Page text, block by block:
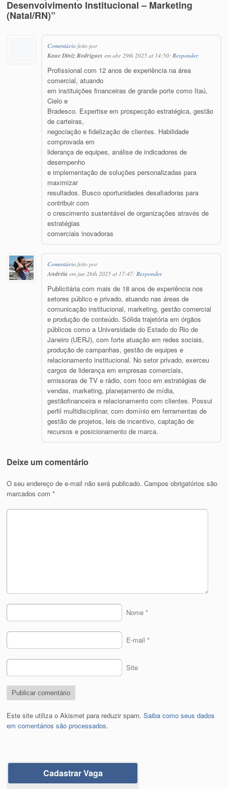
Desenvolvimento Institucional – Marketing
(Natal/RN)”
Comentáriofeito por
Kaue Diniz Rodrigues em abr 29th 2025 at 14:50: Responder
Profissional com 12 anos de experiência na área
comercial, atuando
em instituições financeiras de grande porte como Itaú,
Cielo e
Bradesco. Expertise em prospecção estratégica, gestão
de carteiras,
negociação e fidelização de clientes. Habilidade
comprovada em
liderança de equipes, análise de indicadores de
desempenho
e implementação de soluções personalizadas para
maximizar
resultados. Busco oportunidades desafiadoras para
contribuir com
o crescimento sustentável de organizações através de
estratégias
comerciais inovadoras
Comentáriofeito por
Andréia em jun 26th 2025 at 17:47: Responder
Publicitária com mais de 18 anos de experiência nos
setores público e privado, atuando nas áreas de
comunicação institucional, marketing, gestão comercial
e produção de conteúdo. Sólida trajetória em órgãos
públicos como a Universidade do Estado do Rio de
Janeiro (UERJ), com forte atuação em redes sociais,
produção de campanhas, gestão de equipes e
relacionamento institucional. No setor privado, exerceu
cargos de liderança em empresas comerciais,
emissoras de TV e rádio, com foco em estratégias de
vendas, marketing, planejamento de mídia,
gestãofinanceira e relacionamento com clientes. Possui
perfil multidisciplinar, com domínio em ferramentas de
gestão de projetos, leis de incentivo, captação de
recursos e posicionamento de marca.
Deixe um comentário
O seu endereço de e-mail não será publicado. Campos obrigatórios são
marcados com*
Nome *
E-mail *
Site
Este site utiliza o Akismet para reduzir spam.Saiba como seus dados
em comentários são processados.
Cadastrar Vaga